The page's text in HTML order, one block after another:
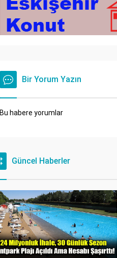
Bir Yorum Yazın
Bu habere yorumlar
Güncel Haberler